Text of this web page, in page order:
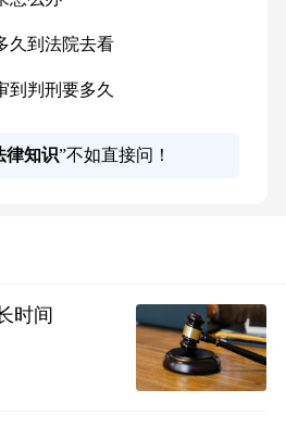
久到法院去看
到判刑要多久
律知识”不如直接问！
时间